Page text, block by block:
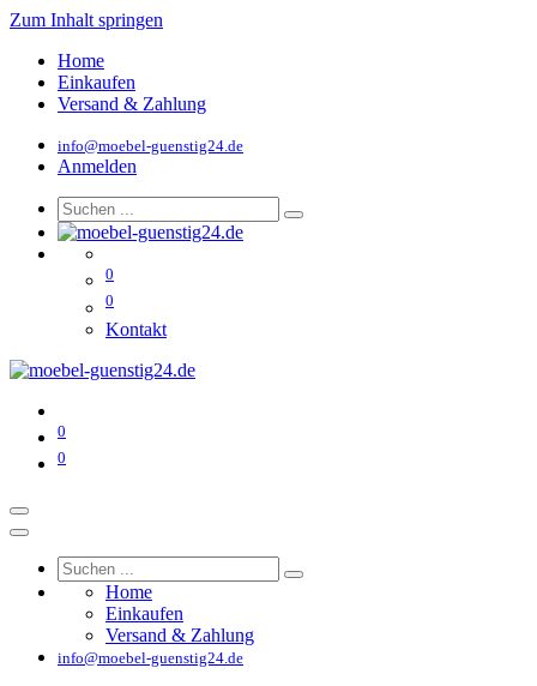
Zum Inhalt springen
Home
Einkaufen
Versand & Zahlung
info@moebel-guenstig24.de
Anmelden
0
0
Kontakt
0
0
Home
Einkaufen
Versand & Zahlung
info@moebel-guenstig24.de